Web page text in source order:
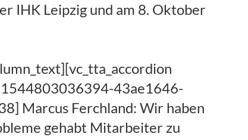
IHK Leipzig und am 8. Oktober
bei Datev über lexinform. [00:09:20] Marcus Ferchland: Mit den Hinweisen bis zum Gewissen. [00:09:23] Marcus Ferchland: Und wenn es dann wirklich an die Umsetzung an ans wirklich ans Eingemachte geht braucht man eben die Datev. [00:09:31] Marcus Ferchland: Hotline also die die die Spezialisten wiederum und das ganze voranzutreiben ist ein wirklich sehr zäher Prozess. [00:09:43] Marcus Ferchland: Und die Automatisierung geht dan in im im Gegensatz dazu relativ schnell weil im Rahmen dieser Standardisierung sei nicht völlig klar was wir jetzt automatisieren. [00:09:55] Marcus Ferchland: Indem sie über die Standardisierung immer mehr mitkriegen wie weit sie bei in den Datev Randbereich gehen können um dann die Automatisierung aufzusetzen Automatisierung sind dann am Ende. [00:10:06] Marcus Ferchland: Eigentlich relativ logische und einfache Dinge die nicht mehr ab änderbar sind innerhalb des Vorgehens wie ich jetzt beispielsweise in Rechnung oder eine Steuererklärung Ausdrücke. [00:10:25] Marcus Ferchland: Genau und das ist ja das Problem. [00:10:32] Marcus Ferchland: Nee weil das ist ja genauso Problem ich kann nicht [00:10:35] Marcus Ferchland: beim Öffnen der DATEV-Programme Kanzlei Rechnungswesen Einkommensteuer kann ich mich über verschiedene eigenes Erziehungsprogramm über 3 letztendlich EU Comfort und classic sind ja so die gängigen, nähern damit. [00:10:49] Marcus Ferchland: Kann man so machen dann findet der ein oder andere stammdatenabgleich statt den der ein oder andere Mitarbeiter eben weg weitesgehend versucht zu umgehen weil einfach keine Zeit mehr hat sich auch noch darum zu kümmern und das macht die Arbeit bei Datev [00:11:04] Marcus Ferchland: vielleicht auch paar anderen Programmsystem dieser Art etwas schwierig die Individualität macht dadurch schwieriger das ganze. [00:11:31] Marcus Ferchland: Genau wenn Sie individuell werden. [00:11:35] Marcus Ferchland: Logisch habe ich keinen Standard und ohne Standard haben sie zuviel Abweichung und dann ist eine Automatisierung gar nicht mehr möglich also es wird uferlos uferlos. [00:11:57] Marcus Ferchland: Neben Gegenteil die Datev hat sich ja jetzt geöffnet bei mir und wir beginnen ja ab Anfang August so eine kleine Arbeitsgruppe einzurichten um. [00:12:06] Marcus Ferchland: An dem eben die Datev die [00:12:10] Marcus Ferchland: zu zeigen in welchen Bereichen wir überhaupt arbeiten und die